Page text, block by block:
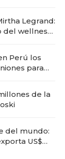
Legrand:
del wellness
Perú los
para
de la
del mundo:
US$